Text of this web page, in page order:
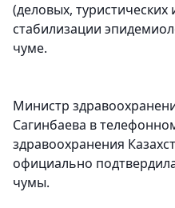
(деловых,
стабилизации
чуме.
Министр
Сагинбаева в
здравоохранения
официально
чумы.